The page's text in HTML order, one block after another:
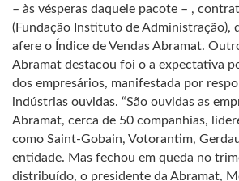
– às vésperas daquele pacote – ,
(Fundação Instituto de Administração),
afere o Índice de Vendas Abramat.
Abramat destacou foi o a expectativa
dos empresários, manifestada por
indústrias ouvidas. “São ouvidas as
Abramat, cerca de 50 companhias,
como Saint-Gobain, Votorantim,
entidade. Mas fechou em queda no
distribuído, o presidente da Abramat,